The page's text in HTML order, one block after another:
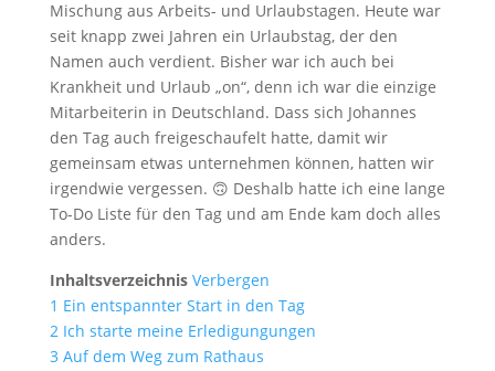
Mischung aus Arbeits- und Urlaubstagen. Heute war
seit knapp zwei Jahren ein Urlaubstag, der den
Namen auch verdient. Bisher war ich auch bei
Krankheit und Urlaub „on“, denn ich war die einzige
Mitarbeiterin in Deutschland. Dass sich Johannes
den Tag auch freigeschaufelt hatte, damit wir
gemeinsam etwas unternehmen können, hatten wir
irgendwie vergessen. 🙃 Deshalb hatte ich eine lange
To-Do Liste für den Tag und am Ende kam doch alles
anders.
Inhaltsverzeichnis Verbergen
1 Ein entspannter Start in den Tag
2 Ich starte meine Erledigungungen
3 Auf dem Weg zum Rathaus